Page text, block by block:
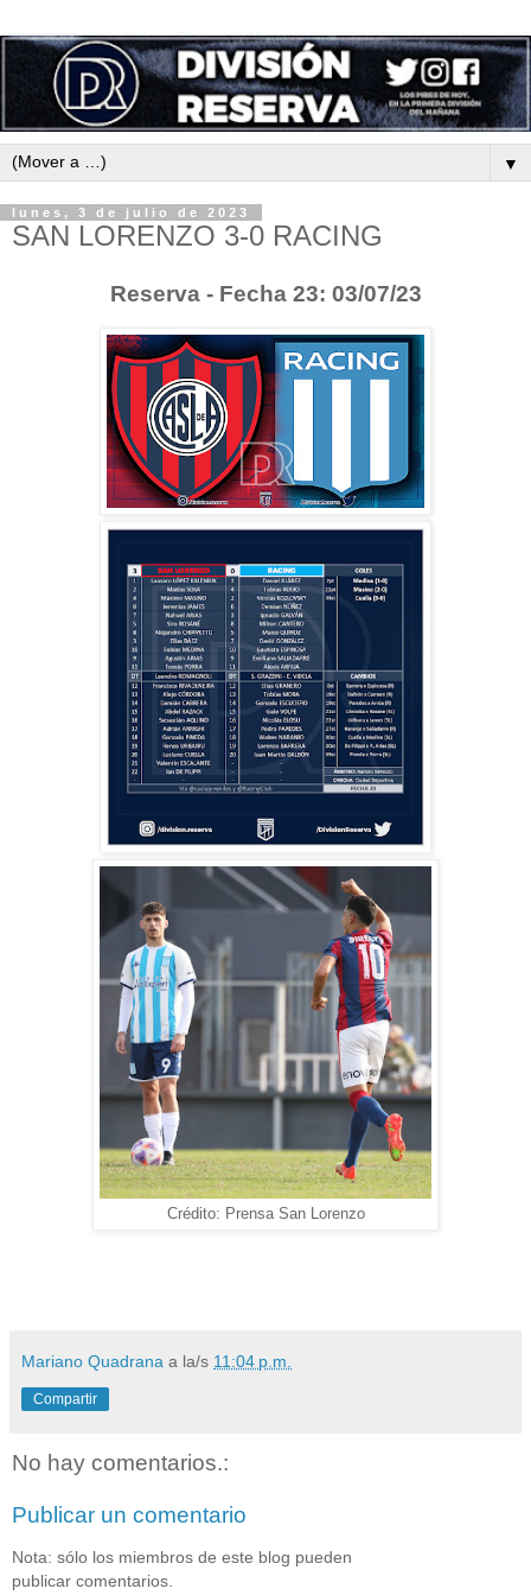
▼
lunes, 3 de julio de 2023
SAN LORENZO 3-0 RACING
Reserva - Fecha 23: 03/07/23
Crédito: Prensa San Lorenzo
Mariano Quadrana a la/s 11:04 p.m.
Compartir
No hay comentarios.:
Publicar un comentario
Nota: sólo los miembros de este blog pueden
publicar comentarios.